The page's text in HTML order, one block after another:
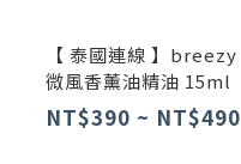
【 泰國連線 】breezy
微風香薰油精油 15ml
NT$390 ~ NT$490